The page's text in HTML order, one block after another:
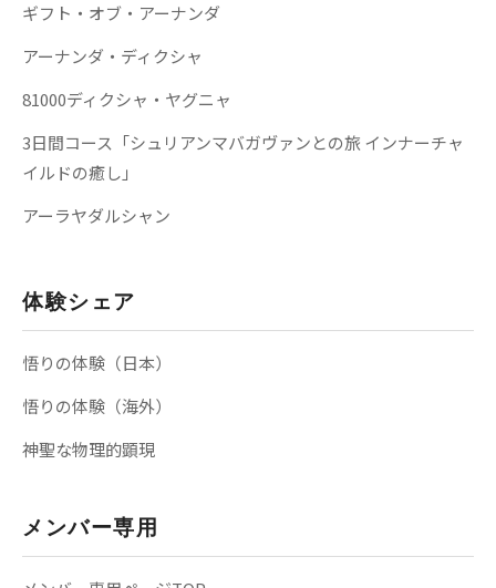
ギフト・オブ・アーナンダ
アーナンダ・ディクシャ
81000ディクシャ・ヤグニャ
3日間コース「シュリアンマバガヴァンとの旅 インナーチャ
イルドの癒し」
アーラヤダルシャン
体験シェア
悟りの体験（日本）
悟りの体験（海外）
神聖な物理的顕現
メンバー専用